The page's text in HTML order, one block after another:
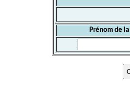
Prénom de